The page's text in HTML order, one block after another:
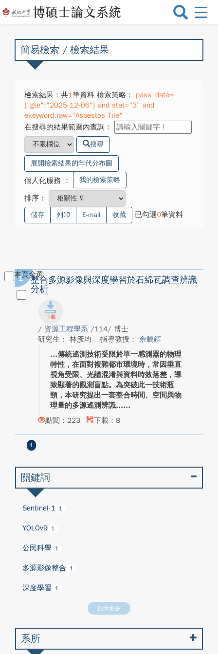
選
換
簡易檢索 / 檢索結果
檢索結果：共1筆資料 檢索策略：
pass_date=
{"gte":"2025-12-06"} and stat="3" and
ekeyword.raw="Asbestos Tile"
在搜尋的結果範圍內查詢：
搜尋
展開檢索結果的年代分布圖
個人化服務 ： 我的檢索策略
排序：
儲存 列印 E-mail 收藏 已勾選0筆資料
本頁全選
1
整合多源影像與深度學習於石綿瓦調查辨識
分析
/ 資源工程學系 /114/ 博士
研究生： 林彥均
指導教授： 余騰鐸
傳統遙測技術受限於單一感測器的物理
特性，在面對複雜都市環境時，常因垂直
視角受限、光譜混淆與資料時效落差，導
致顯著的觀測盲點。為突破此一技術瓶
頸，本研究提出一套整合時間、空間與物
理量的多源遙測辨識...
點閱：223
下載：8
1
關鍵詞
Sentinel-1 1
YOLOv9 1
公民科學 1
多源影像整合 1
深度學習 1
顯示更多
系所